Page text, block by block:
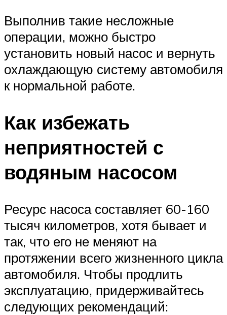
Выполнив такие несложные
операции, можно быстро
установить новый насос и вернуть
охлаждающую систему автомобиля
к нормальной работе.
Как избежать
неприятностей с
водяным насосом
Ресурс насоса составляет 60-160
тысяч километров, хотя бывает и
так, что его не меняют на
протяжении всего жизненного цикла
автомобиля. Чтобы продлить
эксплуатацию, придерживайтесь
следующих рекомендаций: